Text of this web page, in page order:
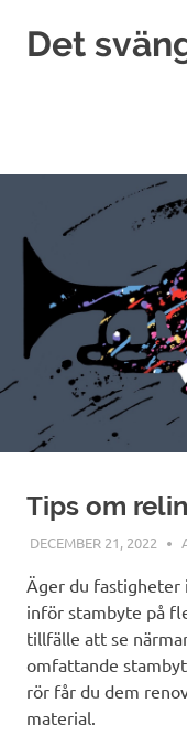
Det
Tips om
DECEMBER 21, 2022
Äger du fastigheter
inför stambyte på
tillfälle att se
omfattande
rör får du dem
material.